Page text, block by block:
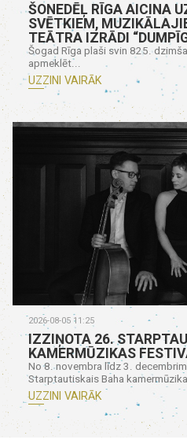
ŠONEDĒĻ RĪGA AICINA
SVĒTKIEM,
TEĀTRA IZRĀDI
Šogad Rīga plaši svin 825.
apmeklēt...
UZZINI VAIRĀK
2026-08-05 11:25
IZZIŅOTA 26.
KAMERMŪZIKAS
No 8. novembra līdz 3.
Starptautiskais Baha
UZZINI VAIRĀK